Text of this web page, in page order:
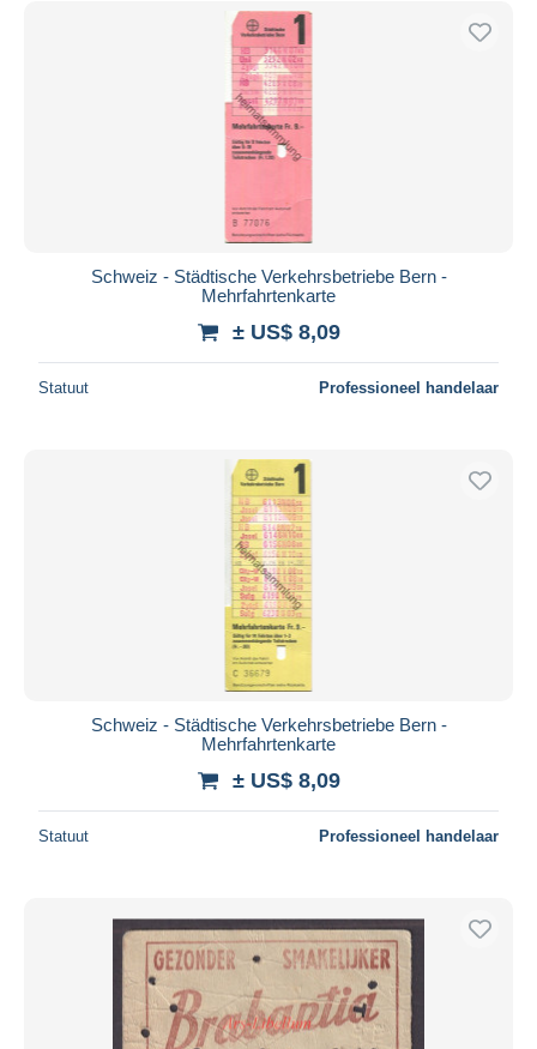
Schweiz - Städtische Verkehrsbetriebe Bern -
Mehrfahrtenkarte
± US$ 8,09
Statuut Professioneel handelaar
Schweiz - Städtische Verkehrsbetriebe Bern -
Mehrfahrtenkarte
± US$ 8,09
Statuut Professioneel handelaar